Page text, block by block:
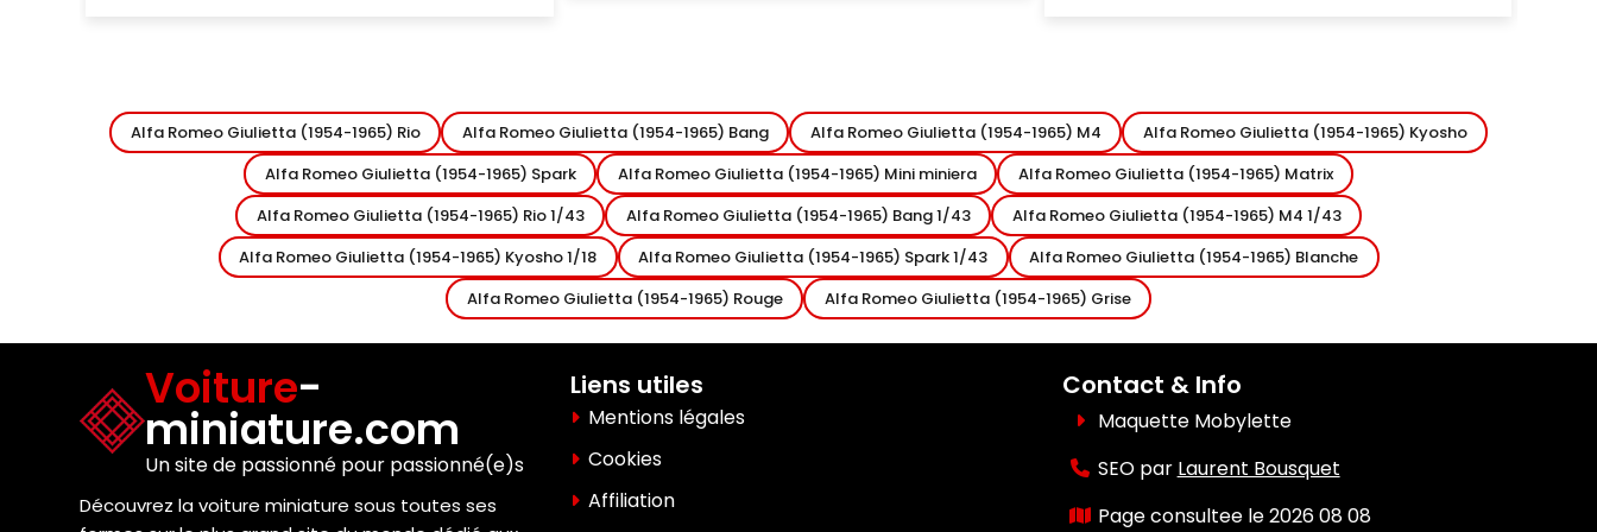
Alfa Romeo Giulietta (1954-1965) Rio Alfa Romeo Giulietta (1954-1965) Bang Alfa Romeo Giulietta (1954-1965) M4
Alfa Romeo Giulietta (1954-1965) Kyosho
Alfa Romeo Giulietta (1954-1965) Spark
Alfa Romeo Giulietta (1954-1965) Mini miniera
Alfa Romeo Giulietta (1954-1965) Matrix
Alfa Romeo Giulietta (1954-1965) Rio 1/43
Alfa Romeo Giulietta (1954-1965) Bang 1/43
Alfa Romeo Giulietta (1954-1965) M4 1/43
Alfa Romeo Giulietta (1954-1965) Kyosho 1/18
Alfa Romeo Giulietta (1954-1965) Spark 1/43
Alfa Romeo Giulietta (1954-1965) Blanche
Alfa Romeo Giulietta (1954-1965) Rouge
Alfa Romeo Giulietta (1954-1965) Grise
Voiture-
miniature.com
Un site de passionné pour passionné(e)s
Découvrez la voiture miniature sous toutes ses
Liens utiles
Mentions légales
Cookies
Affiliation
Contact & Info
Maquette Mobylette
SEO par Laurent Bousquet
Page consultee le 2026 08 08